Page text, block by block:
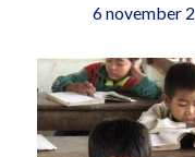
6 november